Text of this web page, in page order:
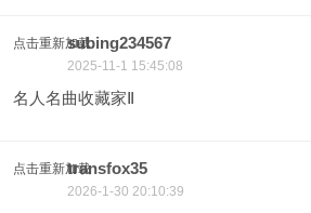
点击重新加载subing234567
2025-11-1 15:45:08
名人名曲收藏家Ⅱ
点击重新加载transfox35
2026-1-30 20:10:39